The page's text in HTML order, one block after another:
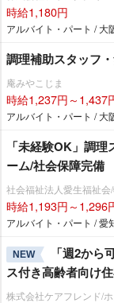
時給1,180円
アルバイト・パート / 大
調理補助スタッフ
庵みやこじま
時給1,237円～1,437
アルバイト・パート / 大
「未経験OK」調
ーム/社会保障完備
社会福祉法人愛生福祉
時給1,193円～1,296
アルバイト・パート / 愛
NEW
「週2か
ス付き高齢者向け
株式会社ケアフレンド/